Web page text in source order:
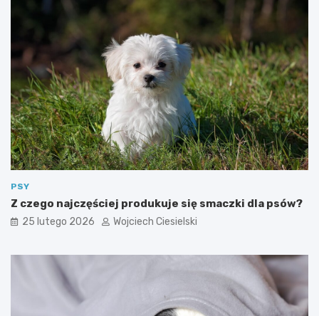
PSY
Z czego najczęściej produkuje się smaczki dla psów?
25 lutego 2026 Wojciech Ciesielski